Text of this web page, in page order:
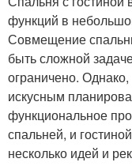
функций в
Совмещение
быть сложной
ограничено.
искусным
функциональное
спальней, и
несколько идей и